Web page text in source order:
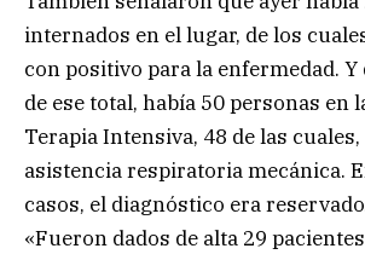
internados en el lugar, de los
con positivo para la enfermedad.
de ese total, había 50 personas en
Terapia Intensiva, 48 de las
asistencia respiratoria mecánica.
casos, el diagnóstico era
«Fueron dados de alta 29